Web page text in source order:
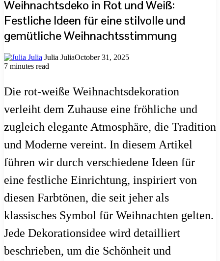
Weihnachtsdeko in Rot und Weiß:
Festliche Ideen für eine stilvolle und
gemütliche Weihnachtsstimmung
Julia JuliaOctober 31, 2025
7 minutes read
Die rot-weiße Weihnachtsdekoration
verleiht dem Zuhause eine fröhliche und
zugleich elegante Atmosphäre, die Tradition
und Moderne vereint. In diesem Artikel
führen wir durch verschiedene Ideen für
eine festliche Einrichtung, inspiriert von
diesen Farbtönen, die seit jeher als
klassisches Symbol für Weihnachten gelten.
Jede Dekorationsidee wird detailliert
beschrieben, um die Schönheit und